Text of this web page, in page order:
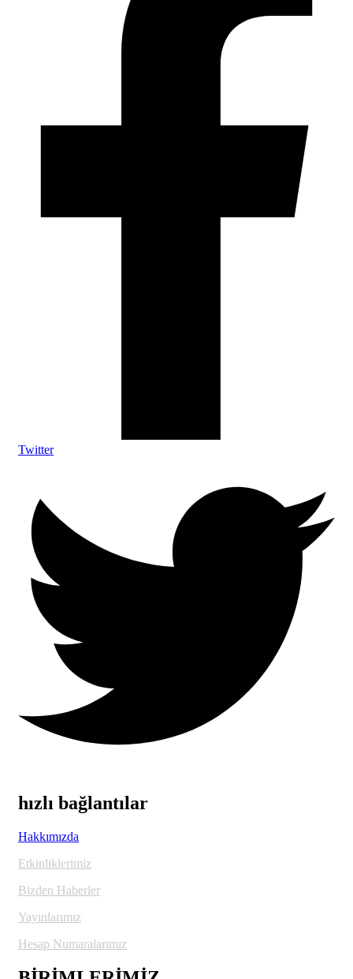
Twitter
hızlı bağlantılar
Hakkımızda
Etkinliklerimiz
Bizden Haberler
Yayınlarımız
Hesap Numaralarımız